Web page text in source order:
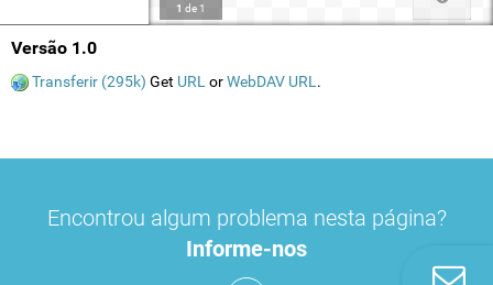
1 de 1
Versão 1.0
Transferir (295k) Get URL orWebDAV URL .
Encontrou algum problema nesta página?
Informe-nos